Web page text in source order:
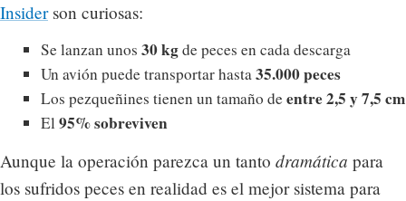
Insiderson curiosas:
Se lanzan unos 30 kgde peces en cada descarga
Un avión puede transportar hasta35.000 peces
Los pezqueñines tienen un tamaño deentre 2,5 y 7,5 cm
El95% sobreviven
Aunque la operación parezca un tanto dramática para
los sufridos peces en realidad es el mejor sistema para